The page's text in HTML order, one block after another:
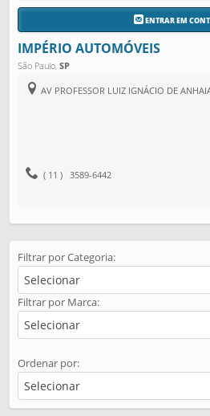
ENTRAR EM
IMPÉRIO AUTOMÓVEIS
São Paulo,SP
AV PROFESSOR LUIZ IGNÁCIO DE
( 11 ) 3589-6442
Filtrar por Categoria:
Selecionar
Filtrar por Marca:
Selecionar
Ordenar por:
Selecionar